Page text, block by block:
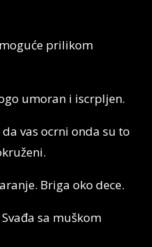
prilikom
umoran i iscrpljen.
da vas ocrni onda su to
Briga oko dece.
sa muškom